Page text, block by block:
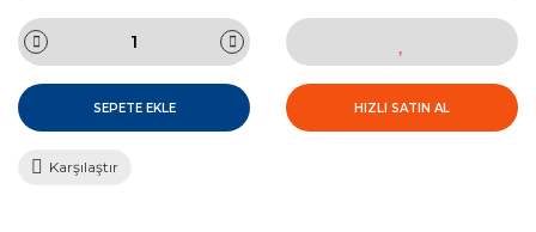
SEPETE EKLE HIZLI SATIN AL
Karşılaştır